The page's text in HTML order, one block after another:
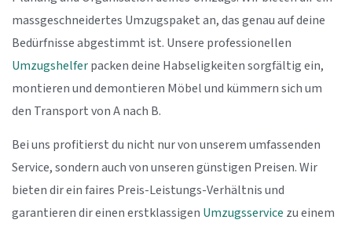
massgeschneidertes Umzugspaket an, das genau auf deine
Bedürfnisse abgestimmt ist. Unsere professionellen
Umzugshelferpacken deine Habseligkeiten sorgfältig ein,
montieren und demontieren Möbel und kümmern sich um
den Transport von A nach B.
Bei uns profitierst du nicht nur von unserem umfassenden
Service, sondern auch von unseren günstigen Preisen. Wir
bieten dir ein faires Preis-Leistungs-Verhältnis und
garantieren dir einen erstklassigen Umzugsservice zu einem